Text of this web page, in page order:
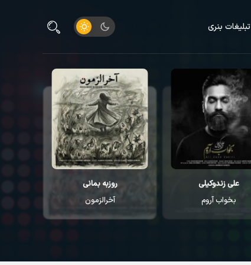
تبلیغات بنری
علی زندوکیلی
بخواب آروم
روزبه بمانی
آخرالزمون